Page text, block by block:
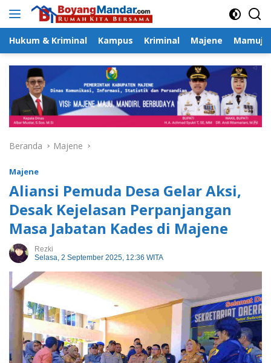
Langsung
Hukum & Kriminal Kampus Kriminal Majene Mamuju
Beranda Majene
Majene
Aliansi Pemuda Desa Gelar Aksi,
Desak Kejelasan Perpanjangan
Masa Jabatan Kades di Majene
Rezki
Selasa, 2 September 2025, 12:36 WITA